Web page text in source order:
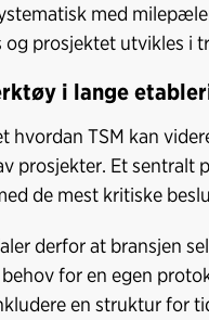
med
prosjektet utvikles i
i lange
hvordan TSM kan
prosjekter. Et sentralt
de mest kritiske
derfor at bransjen
for en egen
en struktur for